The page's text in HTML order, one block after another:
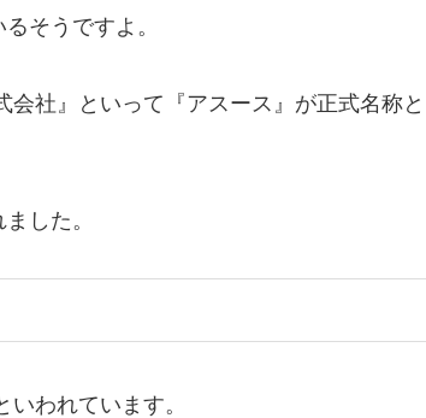
そうですよ。
社』といって『アスース』が正式名称と
した。
われています。